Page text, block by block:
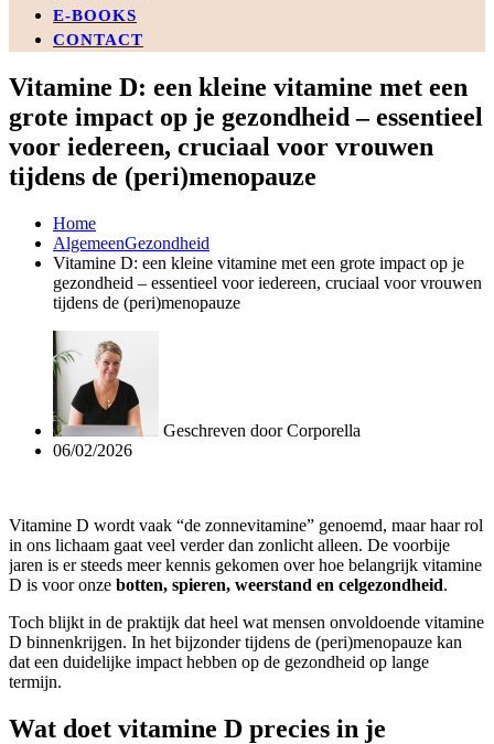
E-BOOKS
CONTACT
Vitamine D: een kleine vitamine met een
grote impact op je gezondheid – essentieel
voor iedereen, cruciaal voor vrouwen
tijdens de (peri)menopauze
Home
AlgemeenGezondheid
Vitamine D: een kleine vitamine met een grote impact op je
gezondheid – essentieel voor iedereen, cruciaal voor vrouwen
tijdens de (peri)menopauze
Geschreven doorCorporella
06/02/2026
Vitamine D wordt vaak “de zonnevitamine” genoemd, maar haar rol
in ons lichaam gaat veel verder dan zonlicht alleen. De voorbije
jaren is er steeds meer kennis gekomen over hoe belangrijk vitamine
D is voor onze botten, spieren, weerstand en celgezondheid.
Toch blijkt in de praktijk dat heel wat mensen onvoldoende vitamine
D binnenkrijgen. In het bijzonder tijdens de (peri)menopauze kan
dat een duidelijke impact hebben op de gezondheid op lange
termijn.
Wat doet vitamine D precies in je